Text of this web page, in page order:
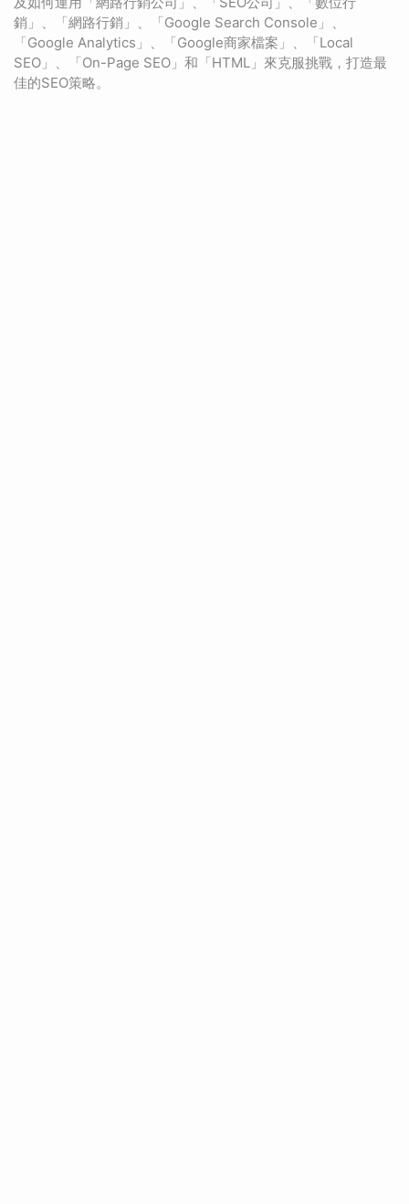
銷」、「網路行銷」、「Google Search Console」、
「Google Analytics」、「Google商家檔案」、「Local
SEO」、「On-Page SEO」和「HTML」來克服挑戰，打造最
佳的SEO策略。